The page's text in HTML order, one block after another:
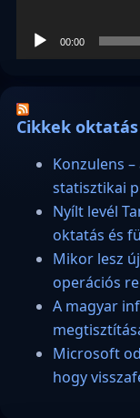
00:00
Cikkek
Konzulens
statisztikai
Nyílt levél
oktatás és
Mikor lesz
operációs
A magyar
Microsoft
hogy